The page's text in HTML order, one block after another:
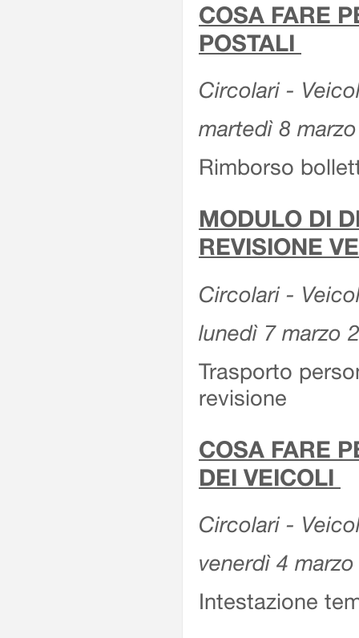
COSA FARE
POSTALI
Circolari -
martedì 8
Rimborso
MODULO DI
REVISIONE
Circolari -
lunedì 7 marzo
Trasporto
revisione
COSA FARE
DEI VEICOLI
Circolari -
venerdì 4
Intestazione